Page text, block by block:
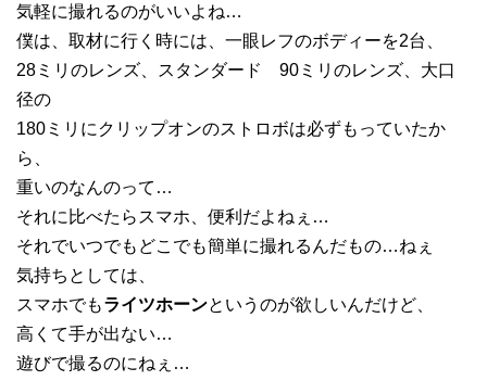
気軽に撮れるのがいいよね…
僕は、取材に行く時には、一眼レフのボディーを2台、
28ミリのレンズ、スタンダード 90ミリのレンズ、大口
径の
180ミリにクリップオンのストロボは必ずもっていたか
ら、
重いのなんのって…
それに比べたらスマホ、便利だよねぇ…
それでいつでもどこでも簡単に撮れるんだもの…ねぇ
気持ちとしては、
スマホでもライツホーンというのが欲しいんだけど、
高くて手が出ない…
遊びで撮るのにねぇ…